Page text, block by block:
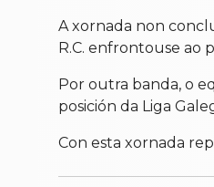
A xornada non
R.C. enfrontouse ao
Por outra banda, o
posición da Liga
Con esta xornada